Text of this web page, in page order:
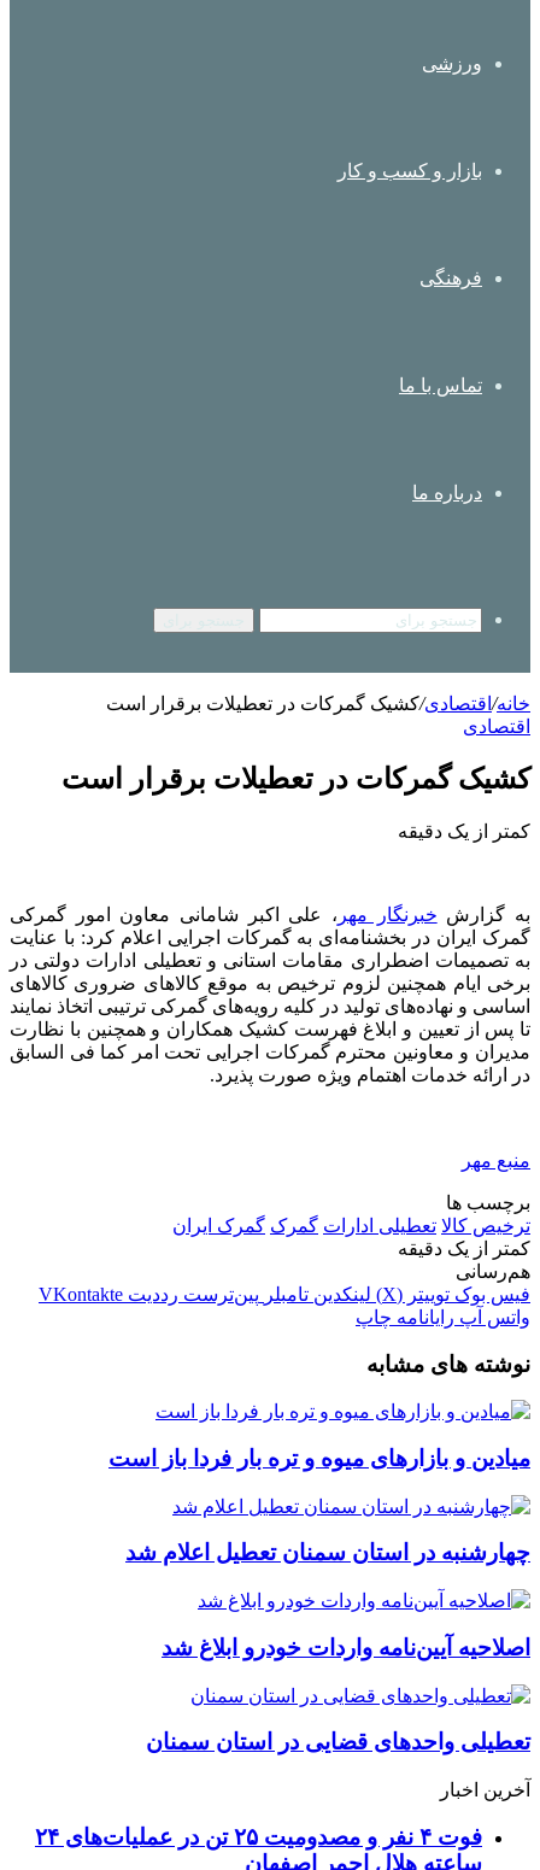
ورزشی
بازار و کسب و کار
فرهنگی
تماس با ما
درباره ما
خانه/ اقتصادی/کشیک گمرکات در تعطیلات برقرار است
اقتصادی
کشیک گمرکات در تعطیلات برقرار است
کمتر از یک دقیقه
به گزارش خبرنگار مهر ، علی اکبر شامانی معاون امور گمرکی
گمرک ایران در بخشنامه‌ای به گمرکات اجرایی اعلام کرد: با عنایت
به تصمیمات اضطراری مقامات استانی و تعطیلی ادارات دولتی در
برخی ایام همچنین لزوم ترخیص به موقع کالاهای ضروری کالاهای
اساسی و نهاده‌های تولید در کلیه رویه‌های گمرکی ترتیبی اتخاذ نمایند
تا پس از تعیین و ابلاغ فهرست کشیک همکاران و همچنین با نظارت
مدیران و معاونین محترم گمرکات اجرایی تحت امر کما فی
السابق
در ارائه خدمات اهتمام ویژه صورت پذیرد.
منبع مهر
برچسب ها
ترخیص کالا تعطیلی ادارات گمرک گمرک ایران
کمتر از یک دقیقه
هم‌رسانی
فیس بوک توییتر (X) لینکدین ‫تامبلر ‫پین‌ترست ‫رددیت ‫VKontakte
واتس آپ رایانامه چاپ
نوشته های مشابه
میادین و بازارهای میوه و تره بار فردا باز است
چهارشنبه در استان سمنان تعطیل اعلام شد
اصلاحیه آیین‌نامه واردات خودرو ابلاغ شد
تعطیلی واحدهای قضایی در استان سمنان
آخرین اخبار
فوت ۴ نفر و مصدومیت ۲۵ تن در عملیات‌های ۲۴
ساعته هلال احمر اصفهان